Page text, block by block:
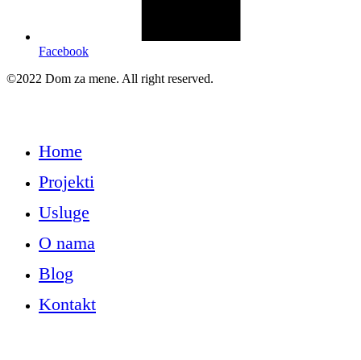
Facebook
©2022 Dom za mene. All right reserved.
Home
Projekti
Usluge
O nama
Blog
Kontakt